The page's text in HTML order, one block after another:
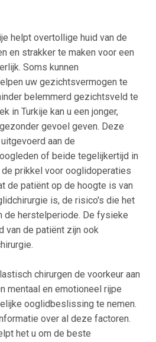
helpt overtollige huid van de
en strakker te maken voor een
Soms kunnen
uw gezichtsvermogen te
belemmerd gezichtsveld te
in Turkije kan u een jonger,
gevoel geven. Deze
aan de
of beide tegelijkertijd in
de prikkel voor ooglidoperaties
de patiënt op de hoogte is van
is, de risico's die het
de herstelperiode. De fysieke
van de patiënt zijn ook
chirurgen de voorkeur aan
mentaal en emotioneel rijpe
ooglidbeslissing te nemen.
over al deze factoren.
het u om de beste